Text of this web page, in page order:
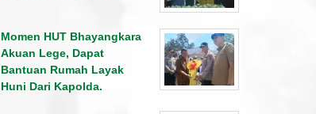
Momen HUT Bhayangkara
Akuan Lege, Dapat
Bantuan Rumah Layak
Huni Dari Kapolda.